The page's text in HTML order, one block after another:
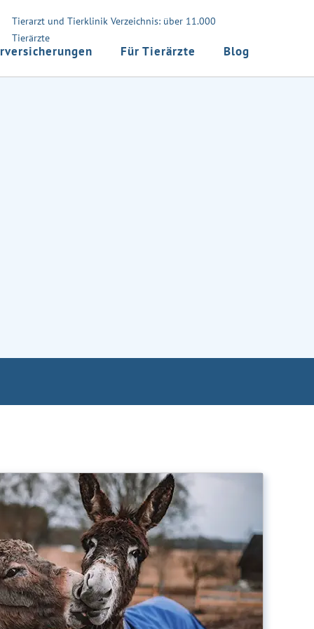
Tierarzt und Tierklinik Verzeichnis: über 11.000
Tierärzte
Für Tierärzte Blog